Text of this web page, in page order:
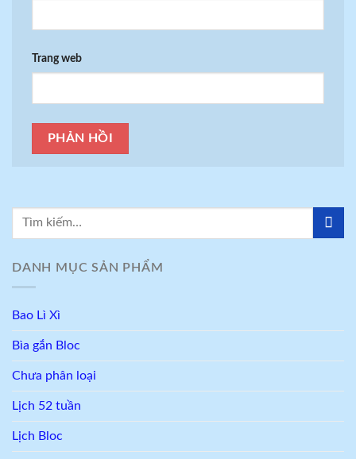
Trang web
DANH MỤC SẢN PHẨM
Bao Lì Xì
Bìa gắn Bloc
Chưa phân loại
Lịch 52 tuần
Lịch Bloc